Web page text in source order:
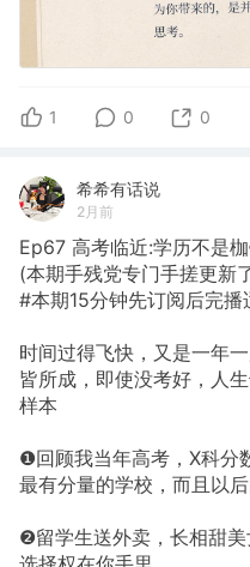
1 0 0
希希有话说
2月前
Ep67 高考临近:学历不是
(本期手残党专门手搓更新
#本期15分钟先订阅后完播
时间过得飞快，又是一年
皆所成，即使没考好，人
样本
❶回顾我当年高考，X科分
最有分量的学校，而且以
❷留学生送外卖，长相甜美